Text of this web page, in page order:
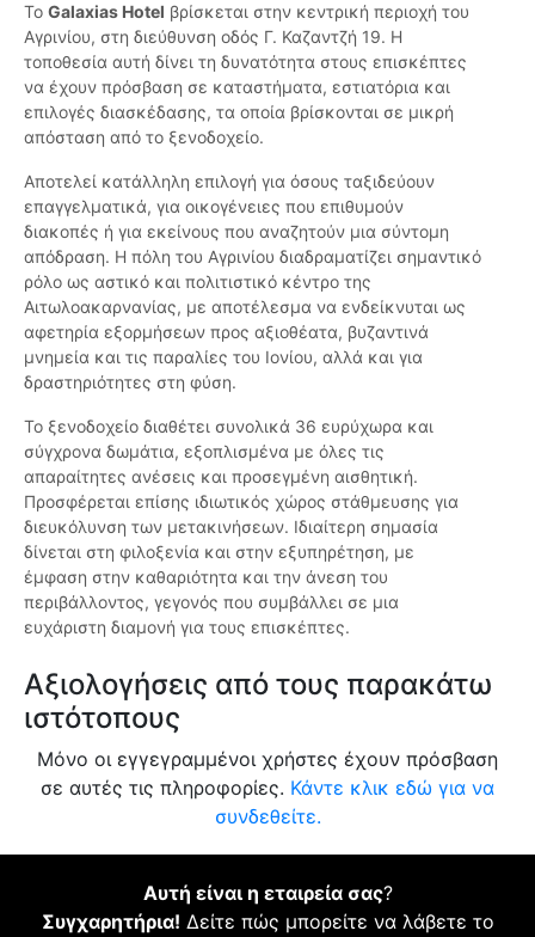
Το Galaxias Hotel βρίσκεται στην κεντρική περιοχή του
Αγρινίου, στη διεύθυνση οδός Γ. Καζαντζή 19. Η
τοποθεσία αυτή δίνει τη δυνατότητα στους επισκέπτες
να έχουν πρόσβαση σε καταστήματα, εστιατόρια και
επιλογές διασκέδασης, τα οποία βρίσκονται σε μικρή
απόσταση από το ξενοδοχείο.
Αποτελεί κατάλληλη επιλογή για όσους ταξιδεύουν
επαγγελματικά, για οικογένειες που επιθυμούν
διακοπές ή για εκείνους που αναζητούν μια σύντομη
απόδραση. Η πόλη του Αγρινίου διαδραματίζει σημαντικό
ρόλο ως αστικό και πολιτιστικό κέντρο της
Αιτωλοακαρνανίας, με αποτέλεσμα να ενδείκνυται ως
αφετηρία εξορμήσεων προς αξιοθέατα, βυζαντινά
μνημεία και τις παραλίες του Ιονίου, αλλά και για
δραστηριότητες στη φύση.
Το ξενοδοχείο διαθέτει συνολικά 36 ευρύχωρα και
σύγχρονα δωμάτια, εξοπλισμένα με όλες τις
απαραίτητες ανέσεις και προσεγμένη αισθητική.
Προσφέρεται επίσης ιδιωτικός χώρος στάθμευσης για
διευκόλυνση των μετακινήσεων. Ιδιαίτερη σημασία
δίνεται στη φιλοξενία και στην εξυπηρέτηση, με
έμφαση στην καθαριότητα και την άνεση του
περιβάλλοντος, γεγονός που συμβάλλει σε μια
ευχάριστη διαμονή για τους επισκέπτες.
Αξιολογήσεις από τους παρακάτω
ιστότοπους
Μόνο οι εγγεγραμμένοι χρήστες έχουν πρόσβαση
σε αυτές τις πληροφορίες. Κάντε κλικ εδώ για να
συνδεθείτε.
Αυτή είναι η εταιρεία σας?
Συγχαρητήρια! Δείτε πώς μπορείτε να λάβετε το